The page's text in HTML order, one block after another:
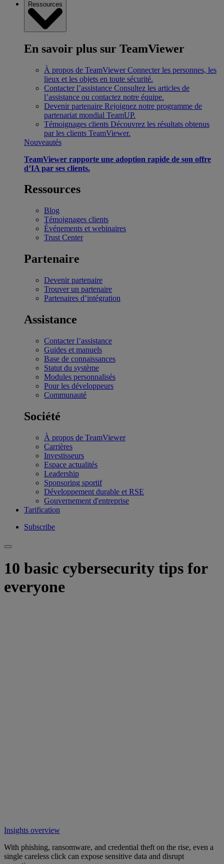
Ressources
En savoir plus sur TeamViewer
À propos de TeamViewer Connecter les personnes, les
lieux et les objets en toute sécurité.
Contacter l’assistance Consultez les articles de
l’assistance ou contactez notre équipe.
Devenir partenaire Rejoignez notre programme de
partenariat mondial TeamUP.
Témoignages clients Découvrez les résultats obtenus
par les clients TeamViewer.
Nouveautés
TeamViewer rapporte une adoption rapide de son offre
d’IA par ses clients.
Ressources
Blog
Témoignages clients
Événements et webinaires
Trust Center
Partenaire
Devenir partenaire
Trouver un partenaire
Partenaires d’intégration
Assistance
Contacter l’assistance
Guides et manuels
Base de connaissances
Statut du système
Modules personnalisés
Pour les développeurs
Communauté
Société
À propos de TeamViewer
Carrières
Investisseurs
Espace actualités
Leadership
Sponsoring sportif
Développement durable et RSE
Gouvernement d'entreprise
Tarification
Subscribe
10 basic cybersecurity tips for
everyone
Insights overview
With phishing, ransomware, and credential theft on the rise, even a
single careless click can expose sensitive data and disrupt